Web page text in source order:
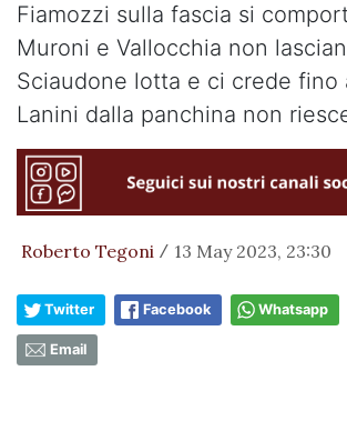
Fiamozzi sulla fascia si
Muroni e Vallocchia non
Sciaudone lotta e ci crede fino
Lanini dalla panchina non
Roberto Tegoni / 13 May 2023, 23:30
Twitter Facebook Whatsapp
Email